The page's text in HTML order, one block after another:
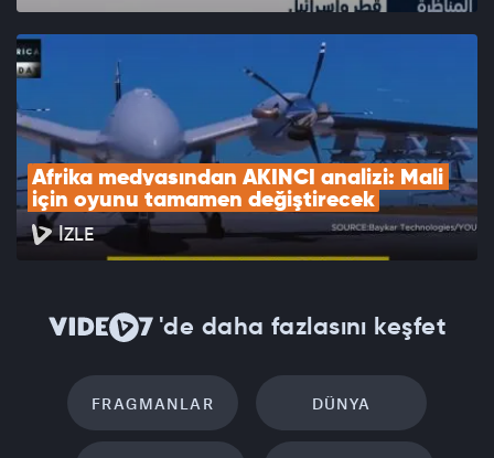
Afrika medyasından AKINCI analizi: Mali
için oyunu tamamen değiştirecek
İZLE
'de daha fazlasını keşfet
FRAGMANLAR DÜNYA